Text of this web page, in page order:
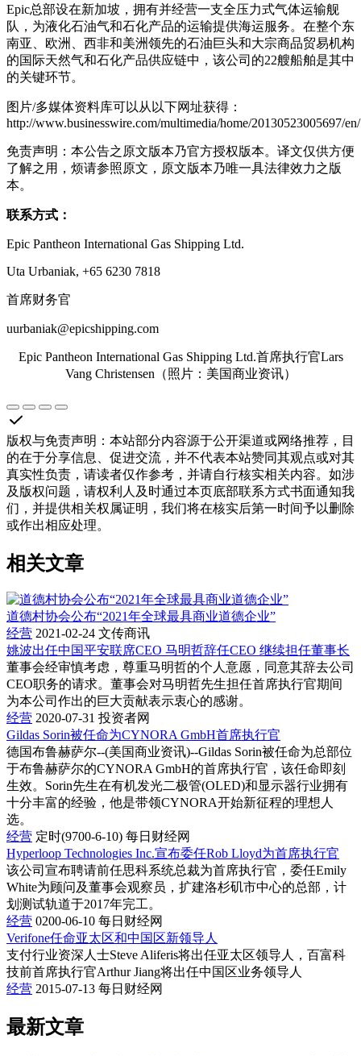
Epic总部设在新加坡，拥有并经营一支全压力式气体运输舰
队，为液化石油气和石化产品的运输提供海运服务。在整个东
南亚、欧洲、西非和美洲领先的石油巨头和大宗商品贸易机构
的国际天然气和石化产品供应链中，该公司的22艘船舶是其中
的关键环节。
图片/多媒体资料库可以从以下网址获得：
http://www.businesswire.com/multimedia/home/20130523005697/en/
免责声明：本公告之原文版本乃官方授权版本。译文仅供方便
了解之用，烦请参照原文，原文版本乃唯一具法律效力之版
本。
联系方式：
Epic Pantheon International Gas Shipping Ltd.
Uta Urbaniak, +65 6230 7818
首席财务官
uurbaniak@epicshipping.com
Epic Pantheon International Gas Shipping Ltd.首席执行官Lars
Vang Christensen（照片：美国商业资讯）
版权与免责声明 ： 本站部分内容源于公开渠道或网络推荐，目
的在于分享信息、促进交流，并不代表本站赞同其观点或对其
真实性负责，请读者仅作参考，并请自行核实相关内容。如涉
及版权问题，请权利人及时通过本页底部联系方式书面通知我
们，并提供相关权属证明，我们将在核实后第一时间予以删除
或作出相应处理。
相关文章
道德村协会公布“2021年全球最具商业道德企业”
经营 2021-02-24 文传商讯
姚波出任中国平安联席CEO 马明哲辞任CEO 继续担任董事长
董事会经审慎考虑，尊重马明哲的个人意愿，同意其辞去公司
CEO职务的请求。董事会对马明哲先生担任首席执行官期间
为本公司作出的巨大贡献表示衷心的感谢。
经营 2020-07-31 投资者网
Gildas Sorin被任命为CYNORA GmbH首席执行官
德国布鲁赫萨尔--(美国商业资讯)--Gildas Sorin被任命为总部位
于布鲁赫萨尔的CYNORA GmbH的首席执行官，该任命即刻
生效。Sorin先生在有机发光二极管(OLED)和显示器行业拥有
十分丰富的经验，他是带领CYNORA开始新征程的理想人
选。
经营 定时(9700-6-10) 每日财经网
Hyperloop Technologies Inc.宣布委任Rob Lloyd为首席执行官
该公司宣布聘请前任思科系统总裁为首席执行官，委任Emily
White为顾问及董事会观察员，扩建洛杉矶市中心的总部，计
划测试轨道于2017年完工。
经营 0200-06-10 每日财经网
Verifone任命亚太区和中国区新领导人
支付行业资深人士Steve Aliferis将出任亚太区领导人，百富科
技前首席执行官Arthur Jiang将出任中国区业务领导人
经营 2015-07-13 每日财经网
最新文章